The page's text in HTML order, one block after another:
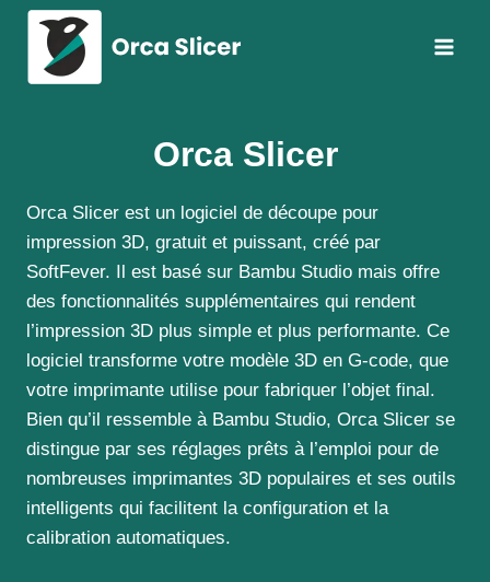
Aller
contenu
Orca Slicer
Orca Slicer est un logiciel de découpe pour
impression 3D, gratuit et puissant, créé par
SoftFever. Il est basé sur Bambu Studio mais offre
des fonctionnalités supplémentaires qui rendent
l’impression 3D plus simple et plus performante. Ce
logiciel transforme votre modèle 3D en G-code, que
votre imprimante utilise pour fabriquer l’objet final.
Bien qu’il ressemble à Bambu Studio, Orca Slicer se
distingue par ses réglages prêts à l’emploi pour de
nombreuses imprimantes 3D populaires et ses outils
intelligents qui facilitent la configuration et la
calibration automatiques.